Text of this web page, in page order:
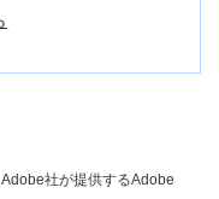
社が提供するAdobe